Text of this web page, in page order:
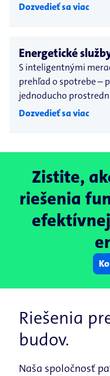
Dozvedieť sa viac
Energetické
S inteligentnými
prehľad o spotrebe –
jednoducho
Dozvedieť sa viac
Zistite,
riešenia
Riešenia
budov.
Naša spoločnosť